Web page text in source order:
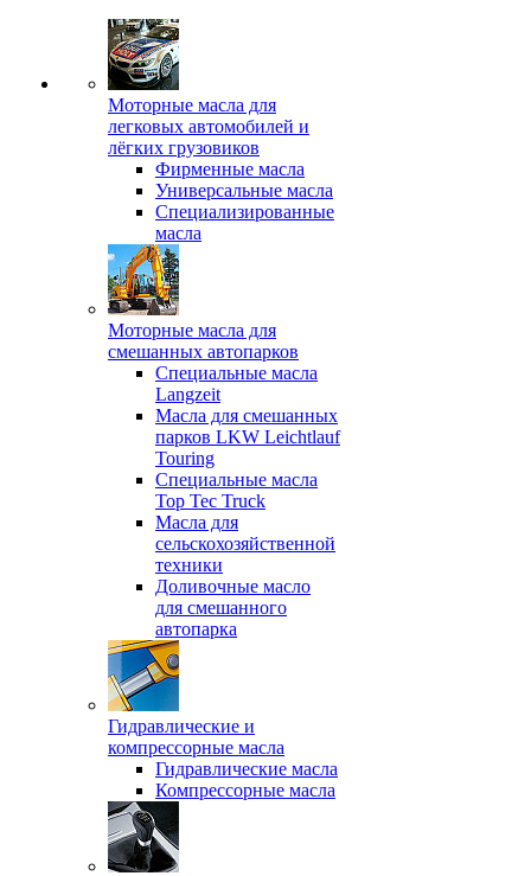
Моторные масла для
легковых автомобилей и
лёгких грузовиков
Фирменные масла
Универсальные масла
Специализированные
масла
Моторные масла для
смешанных автопарков
Специальные масла
Langzeit
Масла для смешанных
парков LKW Leichtlauf
Touring
Специальные масла
Top Tec Truck
Масла для
сельскохозяйственной
техники
Доливочные масло
для смешанного
автопарка
Гидравлические и
компрессорные масла
Гидравлические масла
Компрессорные масла